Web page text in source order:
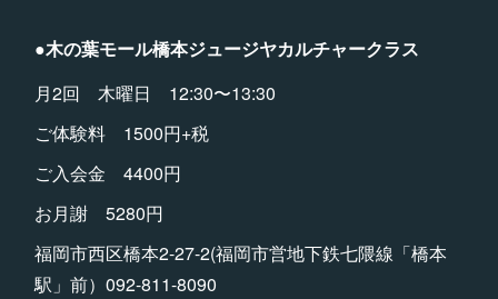
●木の葉モール橋本ジュージヤカルチャークラス
月2回 木曜日 12:30〜13:30
ご体験料 1500円+税
ご入会金 4400円
お月謝 5280円
福岡市西区橋本2-27-2(福岡市営地下鉄七隈線「橋本
駅」前）092-811-8090